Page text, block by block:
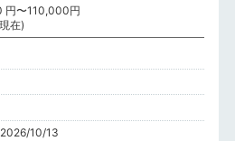
円〜110,000円
在)
10/13